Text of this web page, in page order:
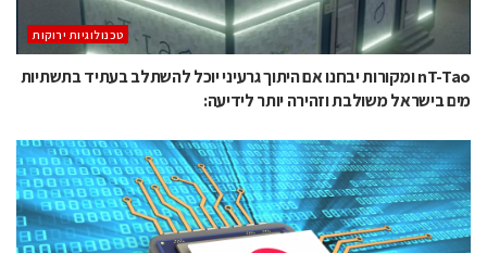
‫טכנולוגיות ירוקות‬
nT-Tao ומקורות יבחנו אם היתוך גרעיני יוכל להשתלב בעתיד בתשתיות
מים בישראל משולבת וזהירה יותר לידיעה: